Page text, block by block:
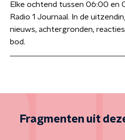
Elke ochtend tussen 06:00 en
Radio 1 Journaal. In de
nieuws, achtergronden,
bod.
Fragmenten uit